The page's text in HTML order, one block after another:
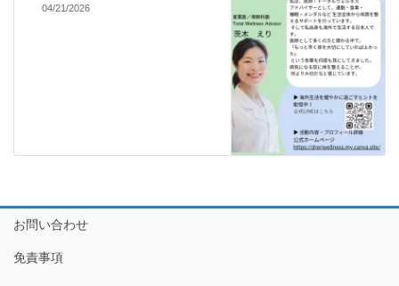
04/21/2026
お問い合わせ
免責事項